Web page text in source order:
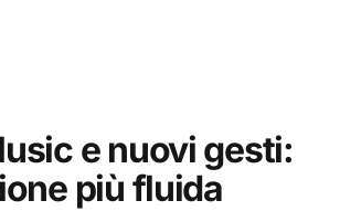
e nuovi gesti:
più fluida